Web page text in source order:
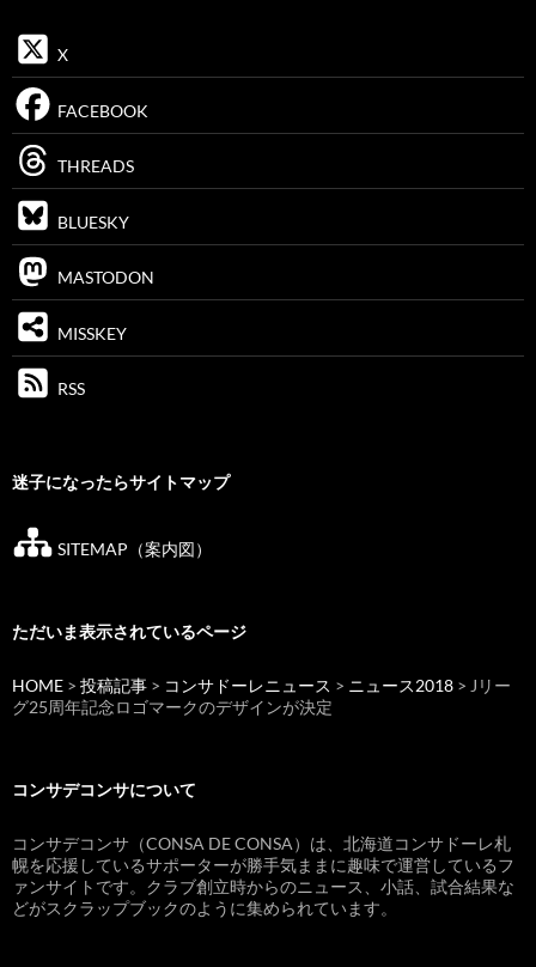
X
FACEBOOK
THREADS
BLUESKY
MASTODON
MISSKEY
RSS
迷子になったらサイトマップ
SITEMAP（案内図）
ただいま表示されているページ
HOME > 投稿記事 > コンサドーレニュース > ニュース2018 > Jリー
グ25周年記念ロゴマークのデザインが決定
コンサデコンサについて
コンサデコンサ（CONSA DE CONSA）は、北海道コンサドーレ札
幌を応援しているサポーターが勝手気ままに趣味で運営しているフ
ァンサイトです。クラブ創立時からのニュース、小話、試合結果な
どがスクラップブックのように集められています。